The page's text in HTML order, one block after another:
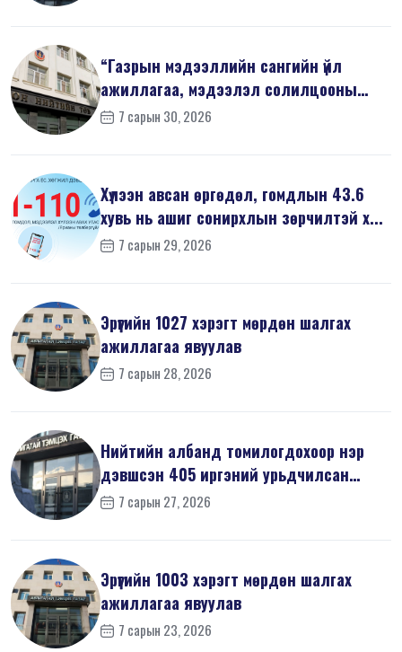
“Газрын мэдээллийн сангийн үйл
ажиллагаа, мэдээлэл солилцооны
журам”-...
7 сарын 30, 2026
Хүлээн авсан өргөдөл, гомдлын 43.6
хувь нь ашиг сонирхлын зөрчилтэй х...
7 сарын 29, 2026
Эрүүгийн 1027 хэрэгт мөрдөн шалгах
ажиллагаа явуулав
7 сарын 28, 2026
Нийтийн албанд томилогдохоор нэр
дэвшсэн 405 иргэний урьдчилсан
мэдүүл...
7 сарын 27, 2026
Эрүүгийн 1003 хэрэгт мөрдөн шалгах
ажиллагаа явуулав
7 сарын 23, 2026